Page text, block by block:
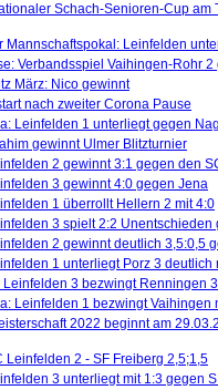
Schach-Senioren-Cup am
Mannschaftspokal: Leinfelden
Verbandsspiel Vaihingen-Rohr
März: Nico gewinnt
nach zweiter Corona Pause
Leinfelden 1 unterliegt gegen
gewinnt Ulmer Blitzturnier
2 gewinnt 3:1 gegen den
3 gewinnt 4:0 gegen Jena
1 überrollt Hellern 2 mit 4:0
3 spielt 2:2 Unentschieden
2 gewinnt deutlich 3,5:0,5
1 unterliegt Porz 3 deutlich
Leinfelden 3 bezwingt Renningen
Leinfelden 1 bezwingt Vaihingen
2022 beginnt am
Leinfelden 2 - SF Freiberg 2,5;1,5
3 unterliegt mit 1:3 gegen